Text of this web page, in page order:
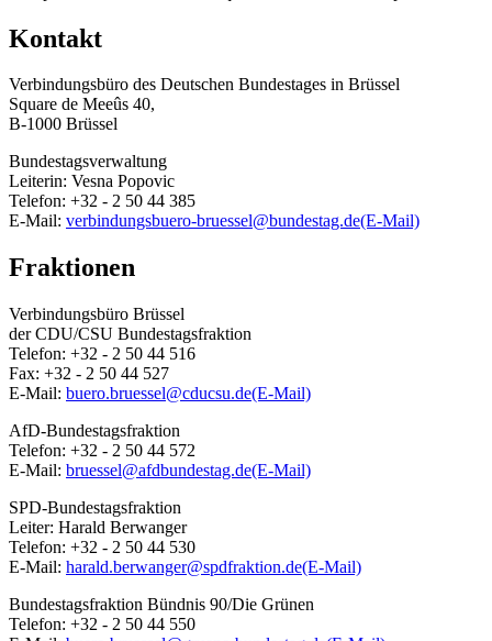
Kontakt
Verbindungsbüro des Deutschen Bundestages in Brüssel
Square de Meeûs 40,
B-1000 Brüssel
Bundestagsverwaltung
Leiterin: Vesna Popovic
Telefon: +32 - 2 50 44 385
E-Mail: verbindungsbuero-bruessel@bundestag.de(E-Mail)
Fraktionen
Verbindungsbüro Brüssel
der CDU/CSU Bundestagsfraktion
Telefon: +32 - 2 50 44 516
Fax: +32 - 2 50 44 527
E-Mail: buero.bruessel@cducsu.de(E-Mail)
AfD-Bundestagsfraktion
Telefon: +32 - 2 50 44 572
E-Mail: bruessel@afdbundestag.de(E-Mail)
SPD-Bundestagsfraktion
Leiter: Harald Berwanger
Telefon: +32 - 2 50 44 530
E-Mail: harald.berwanger@spdfraktion.de(E-Mail)
Bundestagsfraktion Bündnis 90/Die Grünen
Telefon: +32 - 2 50 44 550